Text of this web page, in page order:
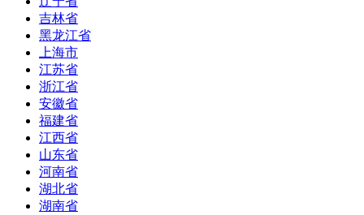
吉林省
黑龙江省
上海市
江苏省
浙江省
安徽省
福建省
江西省
山东省
河南省
湖北省
湖南省